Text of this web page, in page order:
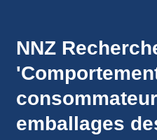
NNZ
emballages